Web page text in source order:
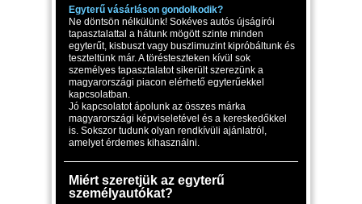
Egyterű vásárláson gondolkodik?
Ne döntsön nélkülünk! Sokéves autós újságírói
tapasztalattal a hátunk mögött szinte minden
egyterűt, kisbuszt vagy buszlimuzint kipróbáltunk és
teszteltünk már. A törésteszteken kívül sok
személyes tapasztalatot sikerült szerezünk a
magyarországi piacon elérhető egyterűekkel
kapcsolatban.
Jó kapcsolatot ápolunk az összes márka
magyarországi képviseletével és a kereskedőkkel
is. Sokszor tudunk olyan rendkívüli ajánlatról,
amelyet érdemes kihasználni.
Miért szeretjük az egyterű
személyautókat?